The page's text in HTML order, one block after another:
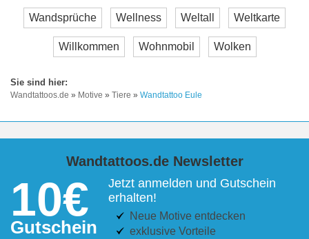
Wandsprüche Wellness Weltall Weltkarte
Willkommen Wohnmobil Wolken
Wandtattoos.de » Motive » Tiere » Wandtattoo Eule
Wandtattoos.de Newsletter
10€
Gutschein
Jetzt anmelden und Gutschein
erhalten!
Neue Motive entdecken
exklusive Vorteile